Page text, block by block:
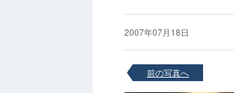
2007年07月18日
前の写真へ